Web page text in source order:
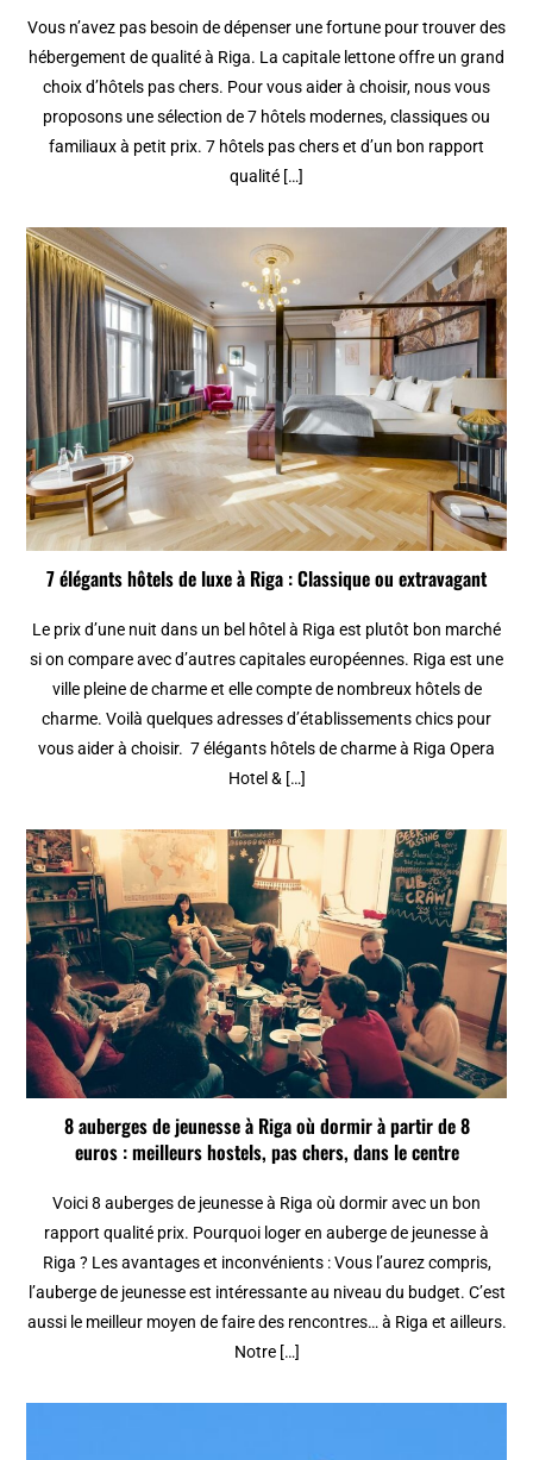
Vous n’avez pas besoin de dépenser une fortune pour trouver des
hébergement de qualité à Riga. La capitale lettone offre un grand
choix d’hôtels pas chers. Pour vous aider à choisir, nous vous
proposons une sélection de 7 hôtels modernes, classiques ou
familiaux à petit prix. 7 hôtels pas chers et d’un bon rapport
qualité […]
7 élégants hôtels de luxe à Riga : Classique ou extravagant
Le prix d’une nuit dans un bel hôtel à Riga est plutôt bon marché
si on compare avec d’autres capitales européennes. Riga est une
ville pleine de charme et elle compte de nombreux hôtels de
charme. Voilà quelques adresses d’établissements chics pour
vous aider à choisir. 7 élégants hôtels de charme à Riga Opera
Hotel & […]
8 auberges de jeunesse à Riga où dormir à partir de 8
euros : meilleurs hostels, pas chers, dans le centre
Voici 8 auberges de jeunesse à Riga où dormir avec un bon
rapport qualité prix. Pourquoi loger en auberge de jeunesse à
Riga ? Les avantages et inconvénients : Vous l’aurez compris,
l’auberge de jeunesse est intéressante au niveau du budget. C’est
aussi le meilleur moyen de faire des rencontres… à Riga et ailleurs.
Notre […]